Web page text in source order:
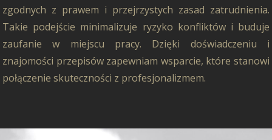
zgodnych z prawem i przejrzystych zasad zatrudnienia.
Takie podejście minimalizuje ryzyko konfliktów i buduje
zaufanie w miejscu pracy. Dzięki doświadczeniu i
znajomości przepisów zapewniam wsparcie, które stanowi
połączenie skuteczności z profesjonalizmem.